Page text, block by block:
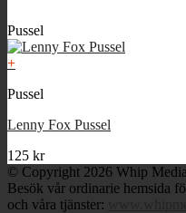
Pussel
+
Pussel
Lenny Fox Pussel
125 kr
© Copyright 2026 Whip Media
Besök vår ordinarie hemsida
och våra tjänster: